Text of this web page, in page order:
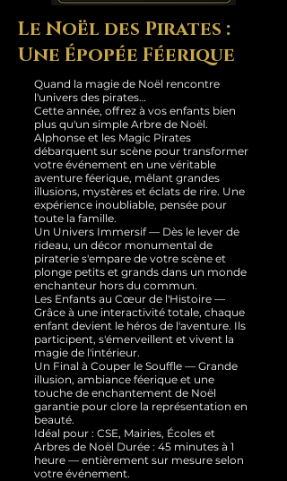
Le Noël des Pirates :
Une Épopée Féerique
Quand la magie de Noël rencontre
l'univers des pirates…
Cette année, offrez à vos enfants bien
plus qu'un simple Arbre de Noël.
Alphonse et les Magic Pirates
débarquent sur scène pour transformer
votre événement en une véritable
aventure féerique, mêlant grandes
illusions, mystères et éclats de rire. Une
expérience inoubliable, pensée pour
toute la famille.
Un Univers Immersif — Dès le lever de
rideau, un décor monumental de
piraterie s'empare de votre scène et
plonge petits et grands dans un monde
enchanteur hors du commun.
Les Enfants au Cœur de l'Histoire —
Grâce à une interactivité totale, chaque
enfant devient le héros de l'aventure. Ils
participent, s'émerveillent et vivent la
magie de l'intérieur.
Un Final à Couper le Souffle — Grande
illusion, ambiance féerique et une
touche de enchantement de Noël
garantie pour clore la représentation en
beauté.
Idéal pour : CSE, Mairies, Écoles et
Arbres de Noël Durée : 45 minutes à 1
heure — entièrement sur mesure selon
votre événement.